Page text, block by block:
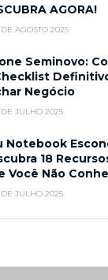
AGORA!
AGOSTO 2025
Seminovo:
Negócio
JULHO 2025
Notebook
18
Você Não
JULHO 2025